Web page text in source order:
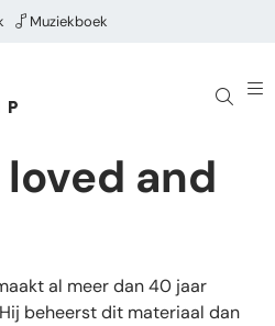
Muziekboek
loved and
al meer dan 40 jaar
beheerst dit materiaal dan